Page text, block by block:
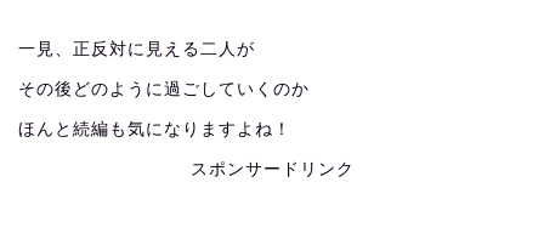
一見、正反対に見える二人が
その後どのように過ごしていくのか
ほんと続編も気になりますよね！
スポンサードリンク